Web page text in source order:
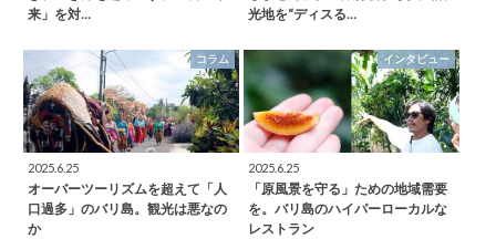
来」を対…
光地を“ディスる…
コラム
2025.6.25
オーバーツーリズムを超えて「人
口過多」のバリ島。観光は悪なの
か
インタビュー
2025.6.25
「原風景を守る」ための地域需要
を。バリ島のハイパーローカルな
レストラン